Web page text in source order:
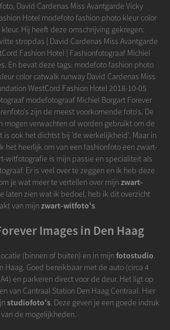
David Cardenas Miss Avantgarde Vicky
Hotel modefoto fashion photo kleur color
Hij heeft deze omschrijving gekregen:
stropdas | David Cardenas Miss Avantgarde
Fashion Hotel | Fashionfotograaf Michiel
En bevat deze tags: modefoto fashion photo
color catwalk runway David Cardenas Miss
WestCord Fashion Hotel 2018-10-05
modefotograaf Michiel Borgart Forever
zijn de meest voorkomende foto's. De
mogen verwachten of worden gebruikt om de
is ook het dichtst bij 'de werkelijkheid'. Maar in
het heerlijk om van een fashionfoto een zwart-
witfotografie is mijn passie en specialiteit als
Er is veel over te zeggen en ik heb deze
je wat meer te vertellen over mijnzwart-
laten zien wat ik bedoel, heb ik dit overzicht
van mijnzwart-witfoto's.
Images in Den Haag
(binnen of buiten) en in mijnfotostudio.
Haag. Goed bereikbaar met de auto (circa 4
en parkeren direct voor de deur. Het ligt op
van Cantraal Station Den Haag Centraal. Hier
studiofoto's. Deze geven je een goede indruk
van de mogelijkheden.